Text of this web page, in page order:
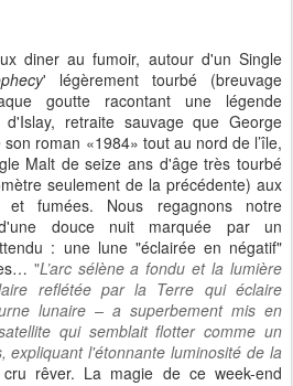
diner au fumoir, autour d'un Single
' légèrement tourbé (breuvage
goutte racontant une légende
retraite sauvage que George
roman «1984» tout au nord de l’île,
Malt de seize ans d'âge très tourbé
seulement de la précédente) aux
et fumées. Nous regagnons notre
douce nuit marquée par un
: une lune "éclairée en négatif"
"L’arc sélène a fondu et la lumière
reflétée par la Terre qui éclaire
lunaire – a superbement mis en
qui semblait flotter comme un
expliquant l'étonnante luminosité de la
rêver. La magie de ce week-end